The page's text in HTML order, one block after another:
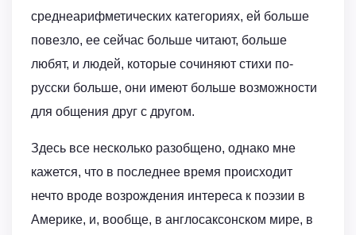
среднеарифметических категориях, ей больше
повезло, ее сейчас больше читают, больше
любят, и людей, которые сочиняют стихи по-
русски больше, они имеют больше возможности
для общения друг с другом.
Здесь все несколько разобщено, однако мне
кажется, что в последнее время происходит
нечто вроде возрождения интереса к поэзии в
Америке, и, вообще, в англосаксонском мире, в